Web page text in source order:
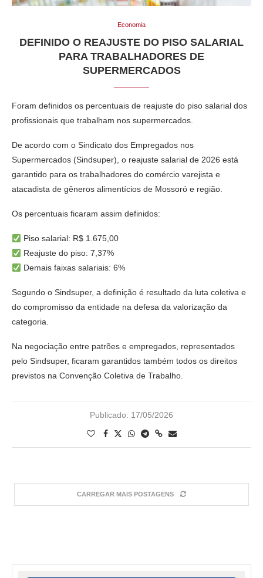
Economia
DEFINIDO O REAJUSTE DO PISO SALARIAL
PARA TRABALHADORES DE
SUPERMERCADOS
Foram definidos os percentuais de reajuste do piso salarial dos
profissionais que trabalham nos supermercados.
De acordo com o Sindicato dos Empregados nos
Supermercados (Sindsuper), o reajuste salarial de 2026 está
garantido para os trabalhadores do comércio varejista e
atacadista de gêneros alimentícios de Mossoró e região.
Os percentuais ficaram assim definidos:
Piso salarial: R$ 1.675,00
Reajuste do piso: 7,37%
Demais faixas salariais: 6%
Segundo o Sindsuper, a definição é resultado da luta coletiva e
do compromisso da entidade na defesa da valorização da
categoria.
Na negociação entre patrões e empregados, representados
pelo Sindsuper, ficaram garantidos também todos os direitos
previstos na Convenção Coletiva de Trabalho.
Publicado: 17/05/2026
CARREGAR MAIS POSTAGENS